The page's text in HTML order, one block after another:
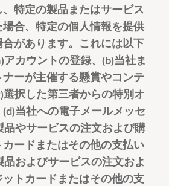
、特定の製品またはサービス
合、特定の個人情報を提供
があります。これには以下
アカウントの登録、(b)当社ま
ーが主催する懸賞やコンテ
選択した第三者からの特別オ
当社への電子メールメッセ
品やサービスの注文および購
ードまたはその他の支払い
品およびサービスの注文およ
トカードまたはその他の支